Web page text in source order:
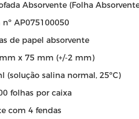
Absorvente (Folha
AP075100050
de papel absorvente
x 75 mm (+/-2 mm)
(solução salina normal, 25ºC)
folhas por caixa
com 4 fendas